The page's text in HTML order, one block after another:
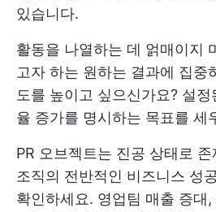
있습니다.
활동을 나열하는 데 얽매이지
고자 하는 원하는 결과에 집중
도를 높이고 싶으신가요? 설
율 증가를 명시하는 목표를 세
PR 오브젝트는 진공 상태로
조직의 전반적인 비즈니스 성
확인하세요. 영업팀 매출 증대